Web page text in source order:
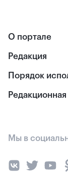
О портале
Редакция
Порядок
Мы в